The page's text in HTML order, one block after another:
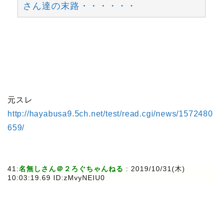
さん達の末路・・・・・・
元スレ
http://hayabusa9.5ch.net/test/read.cgi/news/1572480
659/
41:名無しさん＠２ろぐちゃんねる : 2019/10/31(木)
10:03:19.69 ID:zMvyNEIU0